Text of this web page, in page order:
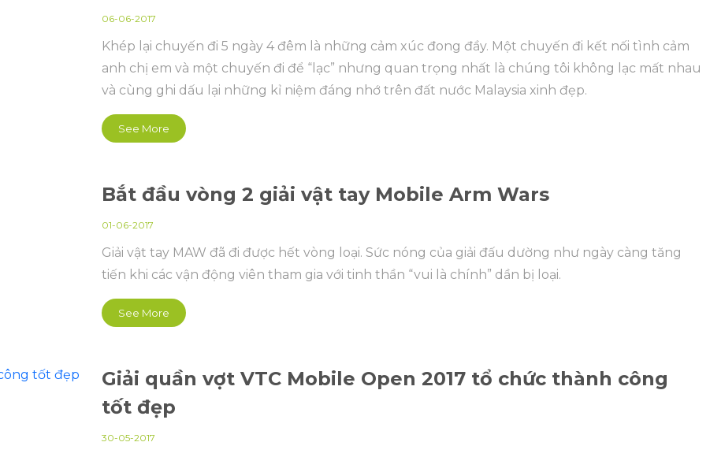
06-06-2017
Khép lại chuyến đi 5 ngày 4 đêm là những cảm xúc đong đầy. Một chuyến đi kết nối tình cảm
anh chị em và một chuyến đi để “lạc” nhưng quan trọng nhất là chúng tôi không lạc mất nhau
và cùng ghi dấu lại những kỉ niệm đáng nhớ trên đất nước Malaysia xinh đẹp.
See More
Bắt đầu vòng 2 giải vật tay Mobile Arm Wars
01-06-2017
Giải vật tay MAW đã đi được hết vòng loại. Sức nóng của giải đấu dường như ngày càng tăng
tiến khi các vận động viên tham gia với tinh thần “vui là chính” dần bị loại.
See More
Giải quần vợt VTC Mobile Open 2017 tổ chức thành công
tốt đẹp
30-05-2017